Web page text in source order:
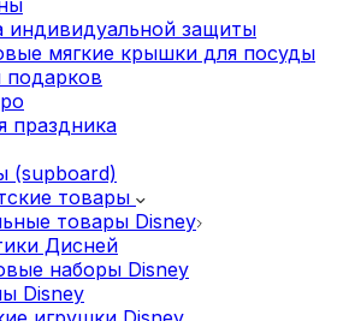
индивидуальной защиты
мягкие крышки для посуды
подарков
праздника
(supboard)
товары
товары Disney
Дисней
наборы Disney
Disney